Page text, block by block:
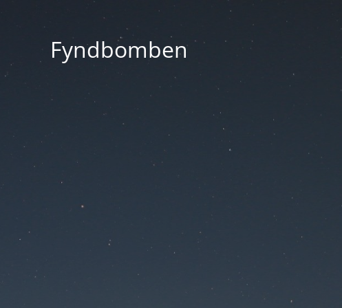
Fyndbomben